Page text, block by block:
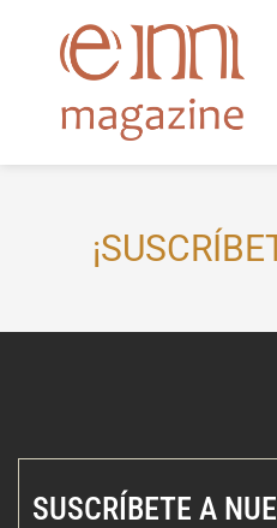
contenido
SUSCRÍBETE A